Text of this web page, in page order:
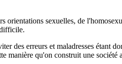
sexuelles, de
des erreurs et maladresses étant
qu'on construit une